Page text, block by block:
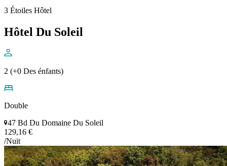
3 Étoiles Hôtel
Hôtel Du Soleil
2 (+0 Des énfants)
Double
47 Bd Du Domaine Du Soleil
129,16 €
/Nuit